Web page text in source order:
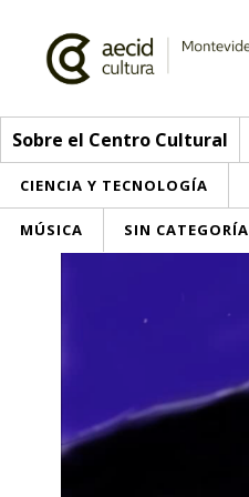
Sobre el Centro Cultural
CIENCIA Y TECNOLOGÍA
MÚSICA SIN CATEGORÍA
Instalaciones
Visítanos
Esta semana
Inscripciones
Envíanos tu propuesta
Buzón de sugerencias
Convocatorias